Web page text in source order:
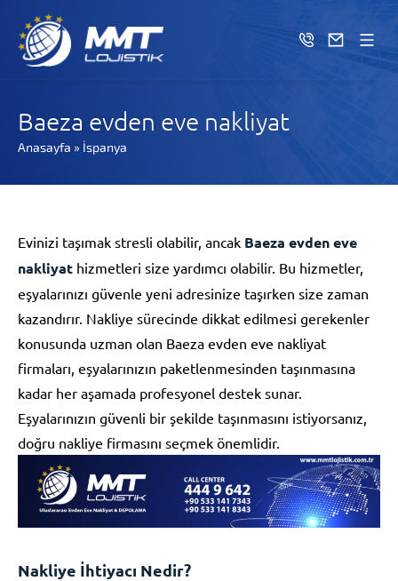
Baeza evden eve nakliyat
Anasayfa » İspanya
Evinizi taşımak stresli olabilir, ancak Baeza evden eve
nakliyat hizmetleri size yardımcı olabilir. Bu hizmetler,
eşyalarınızı güvenle yeni adresinize taşırken size zaman
kazandırır. Nakliye sürecinde dikkat edilmesi gerekenler
konusunda uzman olan Baeza evden eve nakliyat
firmaları, eşyalarınızın paketlenmesinden taşınmasına
kadar her aşamada profesyonel destek sunar.
Eşyalarınızın güvenli bir şekilde taşınmasını istiyorsanız,
doğru nakliye firmasını seçmek önemlidir.
Nakliye İhtiyacı Nedir?